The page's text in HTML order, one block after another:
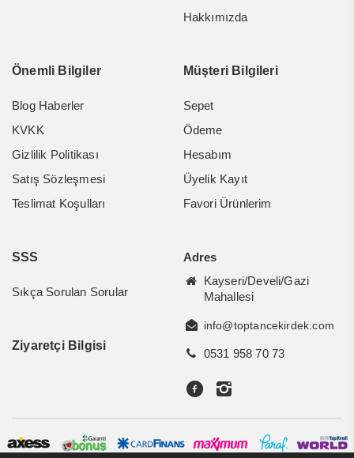
Hakkımızda
Önemli Bilgiler
Blog Haberler
KVKK
Gizlilik Politikası
Satış Sözleşmesi
Teslimat Koşulları
Müşteri Bilgileri
Sepet
Ödeme
Hesabım
Üyelik Kayıt
Favori Ürünlerim
SSS
Sıkça Sorulan Sorular
Ziyaretçi Bilgisi
Adres
Kayseri/Develi/Gazi
Mahallesi
info@toptancekirdek.com
0531 958 70 73